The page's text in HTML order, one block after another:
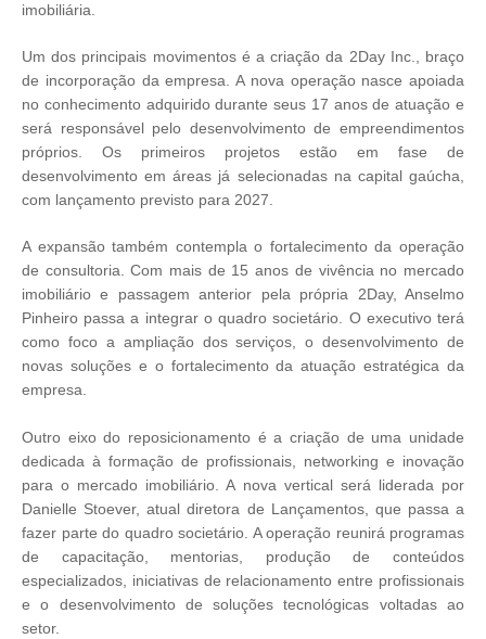
imobiliária.
Um dos principais movimentos é a criação da 2Day Inc., braço
de incorporação da empresa. A nova operação nasce apoiada
no conhecimento adquirido durante seus 17 anos de atuação e
será responsável pelo desenvolvimento de empreendimentos
próprios. Os primeiros projetos estão em fase de
desenvolvimento em áreas já selecionadas na capital gaúcha,
com lançamento previsto para 2027.
A expansão também contempla o fortalecimento da operação
de consultoria. Com mais de 15 anos de vivência no mercado
imobiliário e passagem anterior pela própria 2Day, Anselmo
Pinheiro passa a integrar o quadro societário. O executivo terá
como foco a ampliação dos serviços, o desenvolvimento de
novas soluções e o fortalecimento da atuação estratégica da
empresa.
Outro eixo do reposicionamento é a criação de uma unidade
dedicada à formação de profissionais, networking e inovação
para o mercado imobiliário. A nova vertical será liderada por
Danielle Stoever, atual diretora de Lançamentos, que passa a
fazer parte do quadro societário. A operação reunirá programas
de capacitação, mentorias, produção de conteúdos
especializados, iniciativas de relacionamento entre profissionais
e o desenvolvimento de soluções tecnológicas voltadas ao
setor.